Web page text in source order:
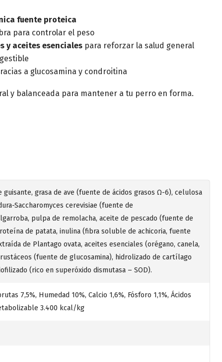
fuente proteica
para controlar el peso
y aceites esenciales para reforzar la salud general
a glucosamina y condroitina
y balanceada para mantener a tu perro en forma.
grasa de ave (fuente de ácidos grasos Ω-6), celulosa
Saccharomyces cerevisiae (fuente de
pulpa de remolacha, aceite de pescado (fuente de
de patata, inulina (fibra soluble de achicoria, fuente
de Plantago ovata, aceites esenciales (orégano, canela,
(fuente de glucosamina), hidrolizado de cartílago
(rico en superóxido dismutasa – SOD).
7,5%, Humedad 10%, Calcio 1,6%, Fósforo 1,1%, Ácidos
3.400 kcal/kg